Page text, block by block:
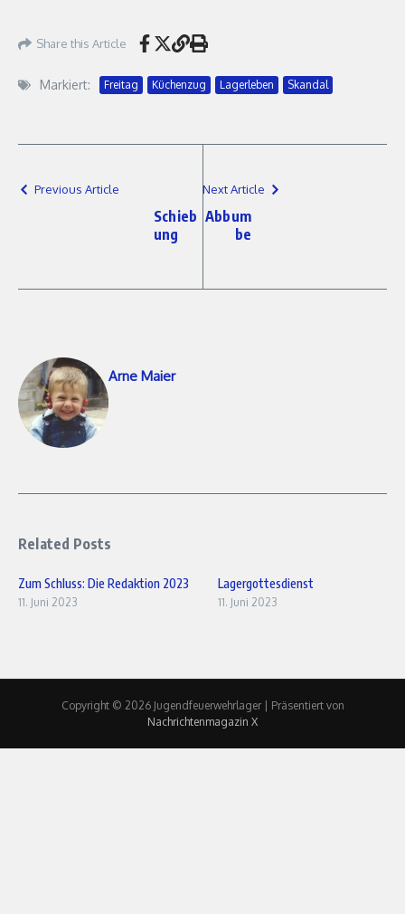
Share this Article
Markiert: Freitag Küchenzug Lagerleben Skandal
Previous Article
Schieb
ung
Next Article
Abbum
be
Arne Maier
Related Posts
Zum Schluss: Die Redaktion 2023
11. Juni 2023
Lagergottesdienst
11. Juni 2023
Copyright © 2026 Jugendfeuerwehrlager | Präsentiert von
Nachrichtenmagazin X